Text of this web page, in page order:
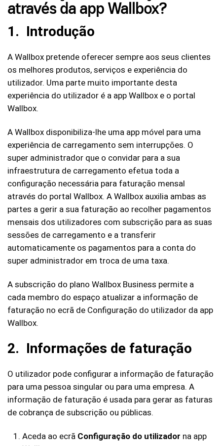
através da app Wallbox?
1. Introdução
A Wallbox pretende oferecer sempre aos seus clientes
os melhores produtos, serviços e experiência do
utilizador. Uma parte muito importante desta
experiência do utilizador é a app Wallbox e o portal
Wallbox.
A Wallbox disponibiliza-lhe uma app móvel para uma
experiência de carregamento sem interrupções. O
super administrador que o convidar para a sua
infraestrutura de carregamento efetua toda a
configuração necessária para faturação mensal
através do portal Wallbox. A Wallbox auxilia ambas as
partes a gerir a sua faturação ao recolher pagamentos
mensais dos utilizadores com subscrição para as suas
sessões de carregamento e a transferir
automaticamente os pagamentos para a conta do
super administrador em troca de uma taxa.
A subscrição do plano Wallbox Business permite a
cada membro do espaço atualizar a informação de
faturação no ecrã de Configuração do utilizador da app
Wallbox.
2. Informações de faturação
O utilizador pode configurar a informação de faturação
para uma pessoa singular ou para uma empresa. A
informação de faturação é usada para gerar as faturas
de cobrança de subscrição ou públicas.
Aceda ao ecrã Configuração do utilizador na app